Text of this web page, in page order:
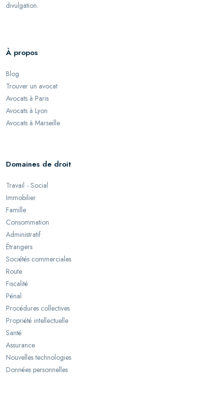
divulgation.
À propos
Blog
Trouver un avocat
Avocats à Paris
Avocats à Lyon
Avocats à Marseille
Domaines de droit
Travail - Social
Immobilier
Famille
Consommation
Administratif
Étrangers
Sociétés commerciales
Route
Fiscalité
Pénal
Procédures collectives
Propriété intellectuelle
Santé
Assurance
Nouvelles technologies
Données personnelles